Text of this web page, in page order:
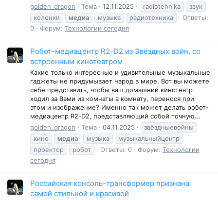
golden_dragon
Тема 12.11.2025 radiotehnika
звук
колонки
медиа музыка радиотехника
Ответы:
0
Форум: Технологии сегодня
Робот-медиацентр R2-D2 из Звёздных войн, со
встроенным кинотеатром
Какие только интересные и удивительные музыкальные
гаджеты не придумывает народ в мире. Вот вы можете
себе представить, чтобы ваш домашний кинотеатр
ходил за Вами из комнаты в комнату, перенося при
этом и изображение? Именно так может делать робот-
медиацентр R2-D2, представляющий собой точную...
golden_dragon
Тема 04.11.2025
звёздныевойны
кино
медиа музыка
музыкальныйцентр
проектор
робот Ответы: 0 Форум: Технологии
сегодня
Российская консоль-трансформер признана
самой стильной и красивой